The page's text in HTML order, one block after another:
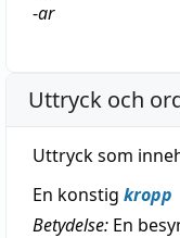
-ar
Uttryck och
Uttryck som
En konstig kropp
Betydelse: En